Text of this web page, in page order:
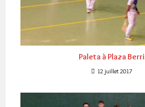
Paleta à Plaza Berri
12 juillet 2017